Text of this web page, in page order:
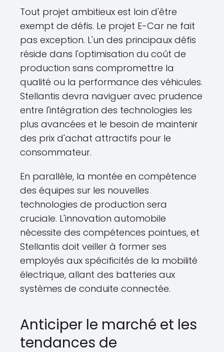
Tout projet ambitieux est loin d'être
exempt de défis. Le projet E-Car ne fait
pas exception. L'un des principaux défis
réside dans l'optimisation du coût de
production sans compromettre la
qualité ou la performance des véhicules.
Stellantis devra naviguer avec prudence
entre l'intégration des technologies les
plus avancées et le besoin de maintenir
des prix d'achat attractifs pour le
consommateur.
En parallèle, la montée en compétence
des équipes sur les nouvelles
technologies de production sera
cruciale. L'innovation automobile
nécessite des compétences pointues, et
Stellantis doit veiller à former ses
employés aux spécificités de la mobilité
électrique, allant des batteries aux
systèmes de conduite connectée.
Anticiper le marché et les
tendances de